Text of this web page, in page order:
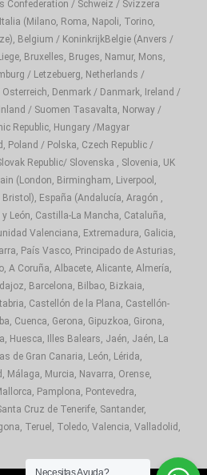
Confederation / Schweiz / Svizzera
(Milano, Roma, Napoli, Torino,
Belgium / KoninkrijkBelgie (Anvers /
Bruxelles, Bruges, Namur, Mons,
/ Letzebuerg, Netherlands /
Denmark / Danmark, Ireland /
/ Suomen Tasavalta, Norway /
Republic, Hungary /Magyar
Poland / Polska, Czech Republic /
Republic/ Slovenska , Slovenia, UK
(London, Birmingham, Liverpool,
Bristol), España (Andalucía, Aragón ,
León, Castilla-La Mancha, Cataluña,
Valenciana, Extremadura, Galicia,
País Vasco, Principado de Asturias,
A Coruña, Albacete, Alicante, Almería,
Barcelona, Bilbao, Bizkaia,
Castellón de la Plana, Castellón-
Cuenca, Gerona, Gipuzkoa, Girona,
Huesca, Illes Balears, Jaén, Jaén, La
de Gran Canaria, León, Lérida,
Málaga, Murcia, Navarra, Orense,
Pamplona, Pontevedra,
Cruz de Tenerife, Santander,
Teruel, Toledo, Valencia, Valladolid,
Necesitas Ayuda?